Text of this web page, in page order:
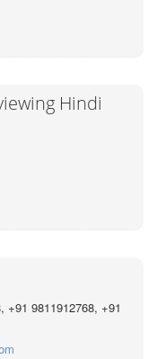
Hindi
+91 9811912768, +91